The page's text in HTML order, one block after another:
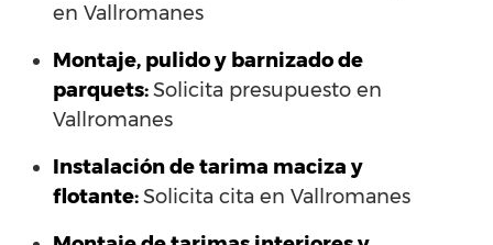
en Vallromanes
Montaje, pulido y barnizado de
parquets:Solicita presupuesto en
Vallromanes
Instalación de tarima maciza y
flotante:Solicita cita en Vallromanes